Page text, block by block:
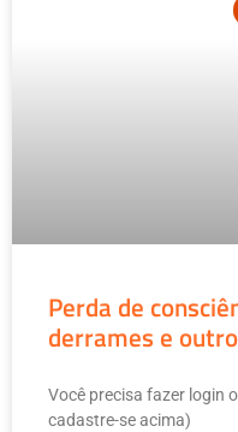
Perda de
derrames e
Você precisa fazer login
cadastre-se acima)